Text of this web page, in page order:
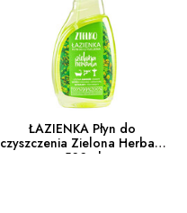
ŁAZIENKA Płyn do
czyszczenia Zielona Herbata
500ml